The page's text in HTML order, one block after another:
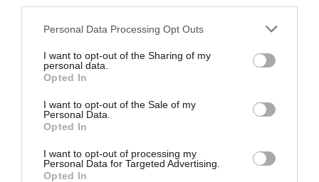
Personal Data Processing Opt Outs
I want to opt-out of the Sharing of my
personal data.
Opted In
I want to opt-out of the Sale of my
Personal Data.
Opted In
I want to opt-out of processing my
Personal Data for Targeted Advertising.
Opted In